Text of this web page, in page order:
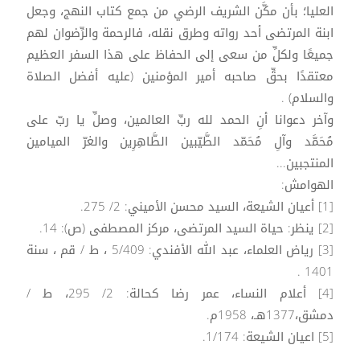
العليا؛ بأن مكَّن الشريف الرضي من جمع كتاب النهج، وجعل
ابنة المرتضى أحد رواته وطرق نقله، فالرحمة والرِّضوان لهم
جميعًا ولكلِّ من سعى إلى الحفاظ على هذا السفر العظيم
معتقدًا بحقِّ صاحبه أمير المؤمنين (عليه أفضل الصلاة
والسلام) .
وآخر دعوانا أنِ الحمد لله ربِّ العالمين، وصلِّ يا ربّ على
مُحَمَّد وآلِ مُحَمّد الطَّيّبين الطَّاهِرِين والغرّ الميامين
المنتجبين...
الهوامش:
[1] أعيان الشيعة، السيد محسن الأميني: 2/ 275.
[2] ينظر: حياة السيد المرتضى، مركز المصطفى (ص): 14.
[3] رياض العلماء، عبد الله الأفندي: 5/409 ، ط / قم ، سنة
1401 .
[4] أعلام النساء، عمر رضا كحالة: 2/ 295، ط /
دمشق،1377هـ،‍ 1958م.
[5] اعيان الشيعة: 1/174.